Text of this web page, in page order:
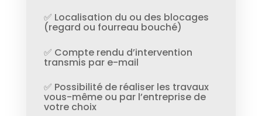
✅ Localisation du ou des blocages
(regard ou fourreau bouché)
✅ Compte rendu d’intervention
transmis par e-mail
✅ Possibilité de réaliser les travaux
vous-même ou par l’entreprise de
votre choix